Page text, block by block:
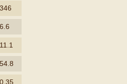
346
6.6
11.1
54.8
0.35